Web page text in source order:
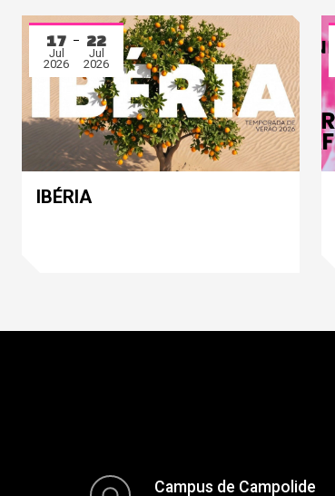
17
Jul
2026
22
Jul
2026
IBÉRIA
Campus de Campolide